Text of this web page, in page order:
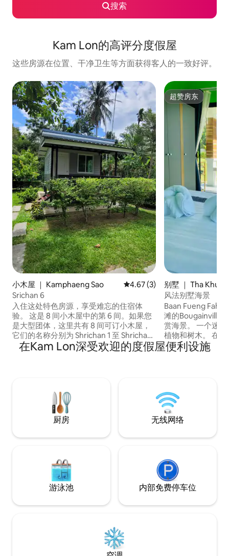
搜索
Kam Lon的高评分度假屋
这些房源在位置、干净卫生等方面获得客人的一致好评。
小木屋 ｜ Kamphaeng Sao 平均评分 4.67 分（满分 5 分）
4.67 (3)
Srichan 6
入住这处特色房源，享受难忘的住宿体
验。 这是 8 间小木屋中的第 6 间。如果您
是大型团体，这里共有 8 间可订小木屋，
它们的名称分别为 Shrichan 1 至 Shricha
8。 安静的小屋，远离城市的喧嚣，但距
离市区仅15分钟路程，距离机场30分钟路
超赞房东
超赞房东
别墅 ｜ Tha Khuen
风法别墅海景
Baan Fueng Fah
滩的Bougainville之家。 可通往
赏海景。 一个迷
植物和树木。 在
忘记您的烦恼。
这是一个安静的
在Kam Lon深受欢迎的度假屋便利设施
厨房 无线网络
游泳池 内部免费停车位